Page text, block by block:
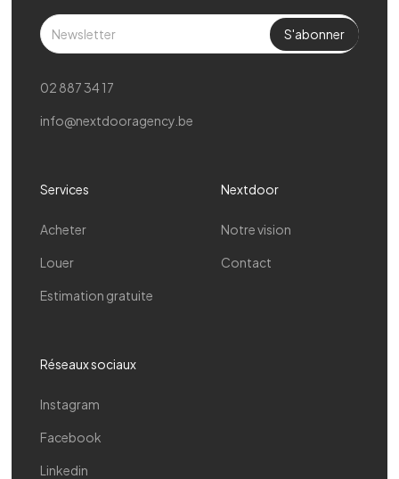
Services
Acheter
Louer
Estimation gratuite
Nextdoor
Notre vision
Contact
Réseaux sociaux
Instagram
Facebook
Linkedin
02 887 34 17
info@nextdooragency.be